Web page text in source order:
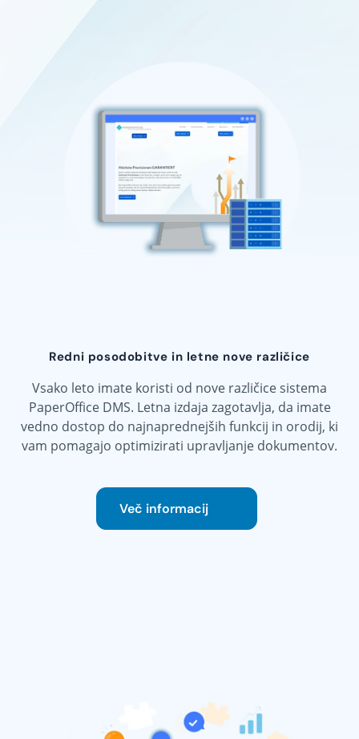
Redni posodobitve in letne nove različice
Vsako leto imate koristi od nove različice sistema
PaperOffice DMS. Letna izdaja zagotavlja, da imate
vedno dostop do najnaprednejših funkcij in orodij, ki
vam pomagajo optimizirati upravljanje dokumentov.
Več informacij